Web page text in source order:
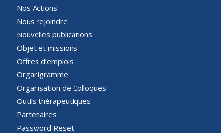
Nos Actions
Nous rejoindre
Nouvelles publications
Objet et missions
Offres d’emplois
Organigramme
Organisation de Colloques
Outils thérapeutiques
Partenaires
Password Reset